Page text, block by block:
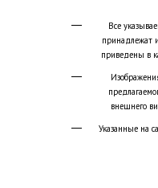
Все
принадлежат
приведены в
внешнего
Указанные на